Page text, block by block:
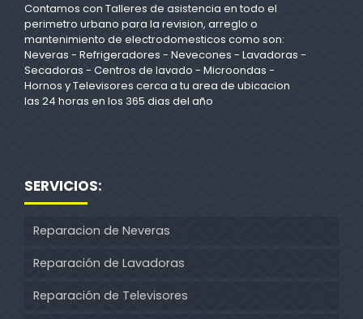
Contamos con Talleres de asistencia en todo el
perimetro urbano para la revision, arreglo o
mantenimiento de electrodomesticos como son:
Neveras - Refrigeradores - Nevecones - Lavadoras -
Secadoras - Centros de lavado - Microondas -
Hornos y Televisores cerca a tu area de ubicacion
las 24 horas en los 365 dias del año
SERVICIOS:
Reparacion de Neveras
Reparación de Lavadoras
Reparación de Televisores